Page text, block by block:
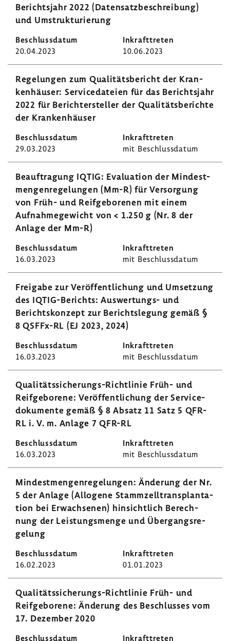
Berichts­jahr 2022 (Daten­satz­be­schrei­bung)
und Umstruk­tu­rie­rung
20.04.2023 10.06.2023
Rege­lungen zum Quali­täts­be­richt der Kran­
ken­häuser: Servi­ce­da­teien für das Berichts­jahr
2022 für Berich­t­er­steller der Quali­täts­be­richte
der Kran­ken­häuser
29.03.2023 mit Beschluss­datum
Beauf­tra­gung IQTIG: Evalua­tion der Mindest­
men­gen­re­ge­lungen (Mm-R) für Versor­gung
von Früh- und Reif­ge­bo­renen mit einem
Aufnah­me­ge­wicht von < 1.250 g (Nr. 8 der
Anlage der Mm-R)
16.03.2023 mit Beschluss­datum
Frei­gabe zur Veröf­fent­li­chung und Umset­zung
des IQTIG-​Berichts: Auswertungs-​ und
Berichts­kon­zept zur Berichts­le­gung gemäß §
8 QSFFx-​RL (EJ 2023, 2024)
16.03.2023 mit Beschluss­datum
Qualitätssicherungs-​Richtlinie Früh- und
Reif­ge­bo­rene: Veröf­fent­li­chung der Servi­ce­
do­ku­mente gemäß § 8 Absatz 11 Satz 5 QFR-
RL i. V. m. Anlage 7 QFR-RL
16.03.2023 mit Beschluss­datum
Mindest­men­gen­re­ge­lungen: Ände­rung der Nr.
5 der Anlage (Allo­gene Stamm­zell­trans­plan­ta­
tion bei Erwach­senen) hinsicht­lich Berech­
nung der Leis­tungs­menge und Über­gangs­re­
ge­lung
16.02.2023 01.01.2023
Qualitätssicherungs-​Richtlinie Früh- und
Reif­ge­bo­rene: Ände­rung des Beschlusses vom
17. Dezember 2020